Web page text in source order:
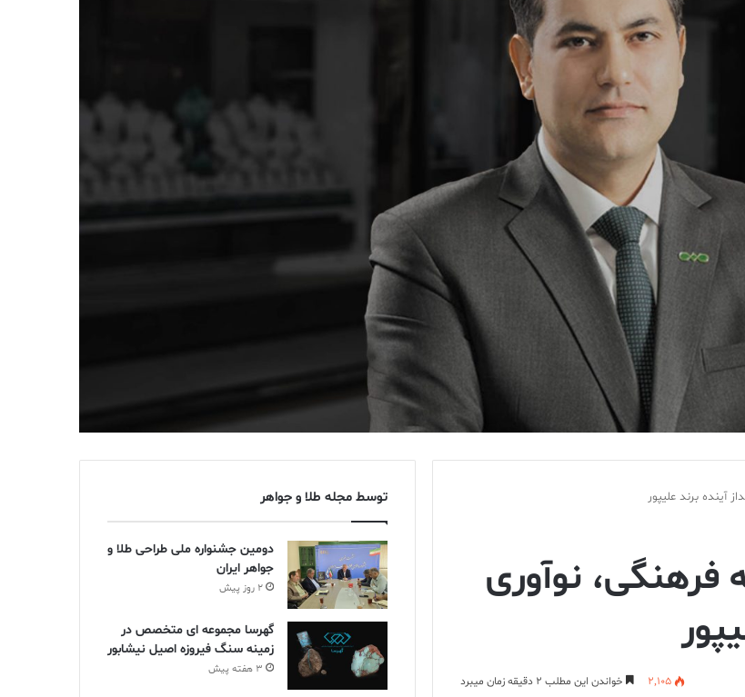
آینده برند علیپور
فرهنگی، نوآوری
2,105 خواندن این مطلب 2 دقیقه زمان میبرد
توسط مجله طلا و جواهر
دومین جشنواره ملی طراحی طلا و
جواهر ایران
2 روز پیش
گهرسا مجموعه ای متخصص در
زمینه سنگ فیروزه اصیل نیشابور
3 هفته پیش